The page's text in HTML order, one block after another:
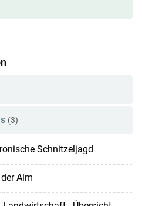
(3)
Schnitzeljagd
Alm